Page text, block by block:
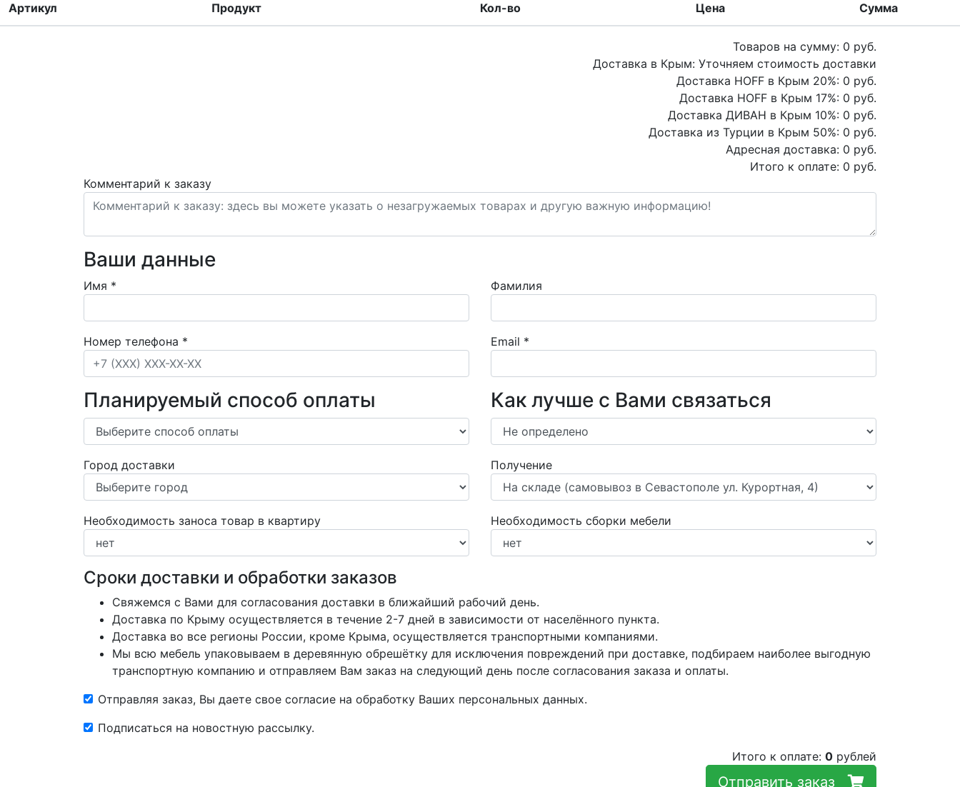
Артикул
Продукт Кол-во Цена Сумма
Товаров на сумму: 0 руб.
Доставка в Крым: Уточняем стоимость доставки
Доставка HOFF в Крым 20%: 0 руб.
Доставка HOFF в Крым 17%: 0 руб.
Доставка ДИВАН в Крым 10%: 0 руб.
Доставка из Турции в Крым 50%: 0 руб.
Адресная доставка: 0 руб.
Итого к оплате: 0 руб.
Комментарий к заказу
Ваши данные
Имя * Фамилия
Номер телефона * Email *
Планируемый способ оплаты Как лучше с Вами связаться
Город доставки Получение
Необходимость заноса товар в квартиру Необходимость сборки мебели
Сроки доставки и обработки заказов
Свяжемся с Вами для согласования доставки в ближайший рабочий день.
Доставка по Крыму осуществляется в течение 2-7 дней в зависимости от населённого пункта.
Доставка во все регионы России, кроме Крыма, осуществляется транспортными компаниями.
Мы всю мебель упаковываем в деревянную обрешётку для исключения повреждений при доставке, подбираем наиболее выгодную
транспортную компанию и отправляем Вам заказ на следующий день после согласования заказа и оплаты.
Отправляя заказ, Вы даете свое согласие на обработку Ваших персональных данных.
Подписаться на новостную рассылку.
Итого к оплате: 0 рублей
Отправить заказ